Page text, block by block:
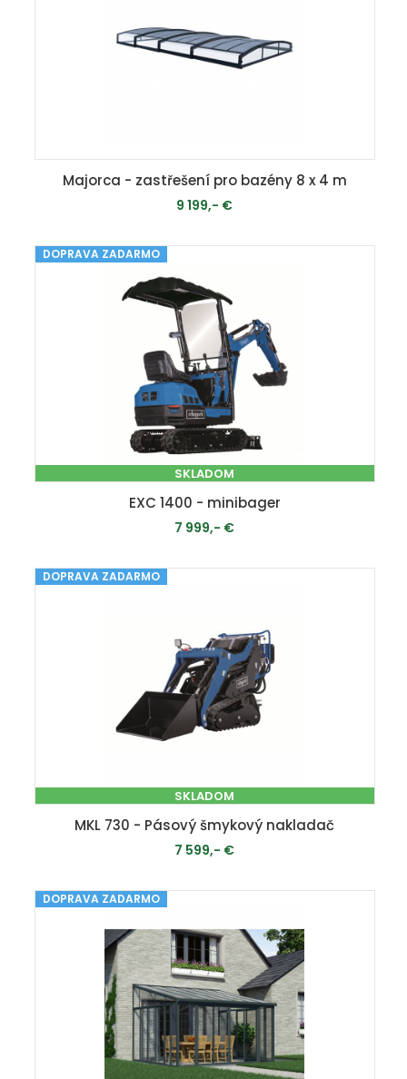
Majorca - zastřešení pro bazény 8 x 4 m
9 199,- €
MOMENTÁLNE VYPREDANÉ
DOPRAVA ZADARMO
SKLADOM
EXC 1400 - minibager
7 999,- €
PRIDAŤ DO KOŠÍKA
DOPRAVA ZADARMO
SKLADOM
MKL 730 - Pásový šmykový nakladač
7 599,- €
PRIDAŤ DO KOŠÍKA
DOPRAVA ZADARMO